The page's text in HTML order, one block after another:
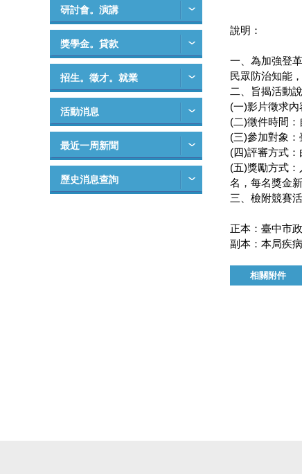
研討會。演講
獎學金。貸款
招生。徵才。就業
活動消息
最近一周新聞
歷史消息查詢
說明：
一、為加強登
民眾防治知能
二、旨揭活動
(一)影片徵求
(二)徵件時間：
(三)參加對象
(四)評審方式
(五)獎勵方式
名，每名獎金
三、檢附競賽
正本：臺中市
副本：本局疾
相關附件